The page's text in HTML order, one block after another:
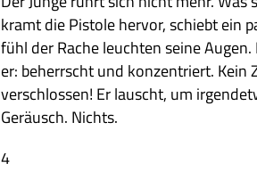
kramt die Pistole her­vor, schiebt ein
fühl der Rache leuch­ten seine
er: beherrscht und kon­zen­triert.
ver­schlos­sen! Er lauscht, um
Geräusch. Nichts.
4